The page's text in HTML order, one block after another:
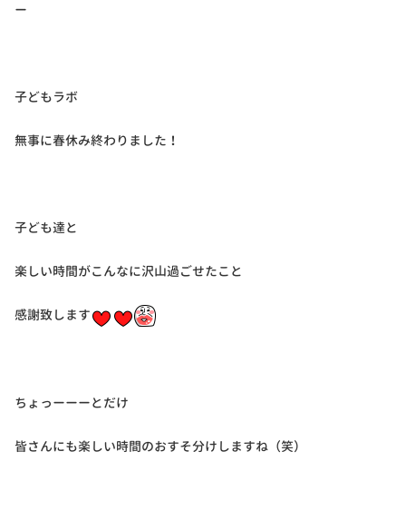
ー
子どもラボ
無事に春休み終わりました！
子ども達と
楽しい時間がこんなに沢山過ごせたこと
感謝致します
ちょっーーーとだけ
皆さんにも楽しい時間のおすそ分けしますね（笑）